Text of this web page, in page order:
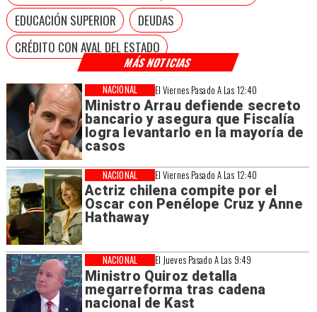
MÁS NOTICIAS
El Viernes Pasado A Las 12:40
Ministro Arrau defiende secreto
bancario y asegura que Fiscalía
logra levantarlo en la mayoría de
casos
NACIONAL
El Viernes Pasado A Las 12:40
Actriz chilena compite por el
Oscar con Penélope Cruz y Anne
Hathaway
NACIONAL
El Jueves Pasado A Las 9:49
Ministro Quiroz detalla
megarreforma tras cadena
nacional de Kast
NACIONAL
EDUCACIÓN SUPERIOR
DEUDAS
CRÉDITO CON AVAL DEL ESTADO